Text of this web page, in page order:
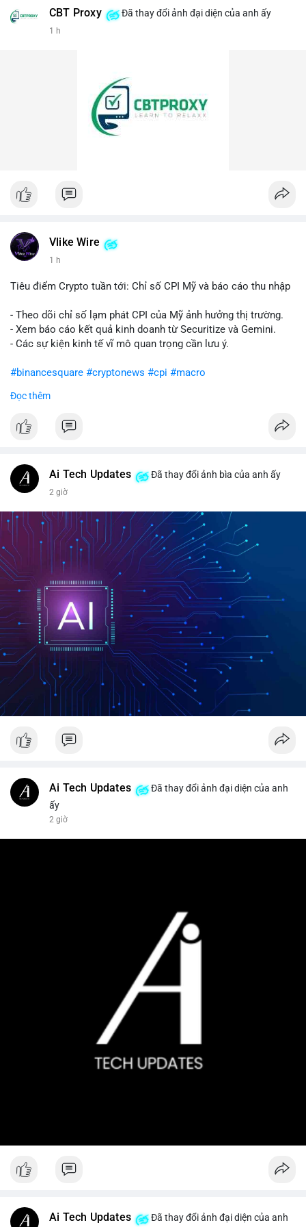
#458btc #chuyenvilanh #aplucban
CBT Proxy Đã thay đổi ảnh đại diện của anh ấy
1 h
Vlike Wire
1 h
Tiêu điểm Crypto tuần tới: Chỉ số CPI Mỹ và báo cáo thu nhập
- Theo dõi chỉ số lạm phát CPI của Mỹ ảnh hưởng thị trường.
- Xem báo cáo kết quả kinh doanh từ Securitize và Gemini.
- Các sự kiện kinh tế vĩ mô quan trọng cần lưu ý.
#binancesquare #cryptonews #cpi #macro
$btc $eth
#vlikevn #titanbot
Đọc thêm
Ai Tech Updates Đã thay đổi ảnh bìa của anh ấy
2 giờ
Ai Tech Updates
Đã thay đổi ảnh đại diện của anh
ấy
2 giờ
Ai Tech Updates Đã thay đổi ảnh đại diện của anh